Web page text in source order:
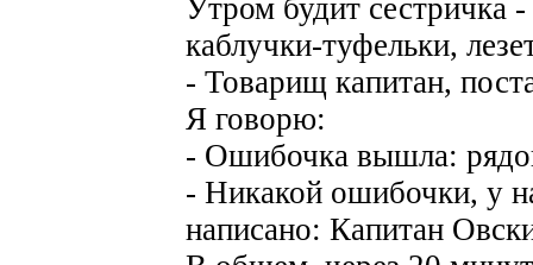
Утром будит сестричка
каблучки-туфельки,
- Товарищ капитан,
Я говорю:
- Ошибочка вышла:
- Никакой ошибочки, у
написано: Капитан